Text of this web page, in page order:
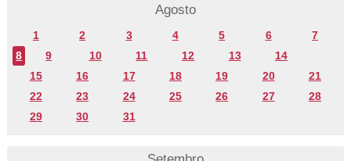
Agosto
1 2 3 4 5 6
7
8
9 10 11 12 13
14
15
16 17 18 19 20
21
22
23 24 25 26 27
28
29
30 31